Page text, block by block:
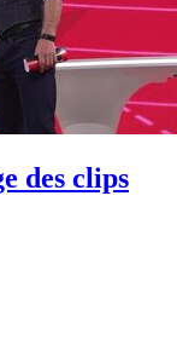
des clips